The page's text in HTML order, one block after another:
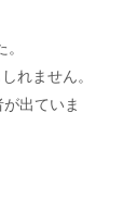
れません。
出ていま